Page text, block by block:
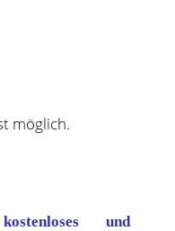
möglich.
und